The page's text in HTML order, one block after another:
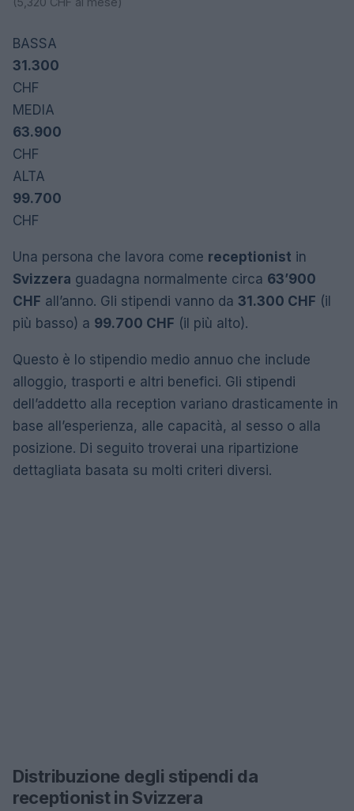
BASSA
31.300
CHF
MEDIA
63.900
CHF
ALTA
99.700
CHF
Una persona che lavora come receptionist in
Svizzera guadagna normalmente circa 63’900
CHF all’anno. Gli stipendi vanno da 31.300 CHF (il
più basso) a 99.700 CHF (il più alto).
Questo è lo stipendio medio annuo che include
alloggio, trasporti e altri benefici. Gli stipendi
dell’addetto alla reception variano drasticamente in
base all’esperienza, alle capacità, al sesso o alla
posizione. Di seguito troverai una ripartizione
dettagliata basata su molti criteri diversi.
Distribuzione degli stipendi da
receptionist in Svizzera